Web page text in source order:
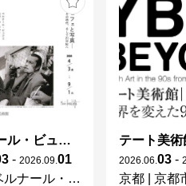
ベルナール・ビュフェと写真 ーカメラがとらえたビュフェとその時代、そして21 世紀へ
- 2026 09 01
ナール・ビュフェ美術館
2026 06 03 -
京都
京都市